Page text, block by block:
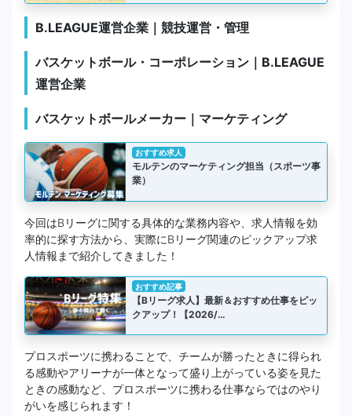
B.LEAGUE運営企業｜競技運営・管理
バスケットボール・コーポレーション｜B.LEAGUE
運営企業
バスケットボールメーカー｜マーケティング
おすすめ求人
モルテンのマーケティング担当（スポーツ事
業）
今回はBリーグに関する具体的な業務内容や、求人情報を効
率的に探す方法から、実際にBリーグ関連のピックアップ求
人情報まで紹介してきました！
おすすめ記事
【Bリーグ求人】最新＆おすすめ仕事をピッ
クアップ！【2026/…
プロスポーツに携わることで、チームが勝ったときに得られ
る感動やアリーナが一体となって盛り上がっている姿を見た
ときの感動など、プロスポーツに携わる仕事ならではのやり
がいを感じられます！